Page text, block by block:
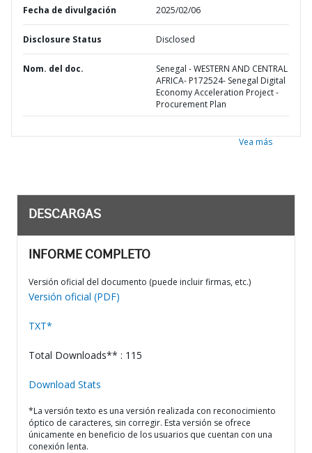
Fecha de divulgación 2025/02/06
Disclosure Status Disclosed
Nom. del doc.
Senegal - WESTERN AND CENTRAL
AFRICA- P172524- Senegal Digital
Economy Acceleration Project -
Procurement Plan
Vea más
DESCARGAS
INFORME COMPLETO
Versión oficial del documento (puede incluir firmas, etc.)
Versión oficial (PDF)
TXT*
Total Downloads** : 115
Download Stats
*La versión texto es una versión realizada con reconocimiento
óptico de caracteres, sin corregir. Esta versión se ofrece
únicamente en beneficio de los usuarios que cuentan con una
conexión lenta.